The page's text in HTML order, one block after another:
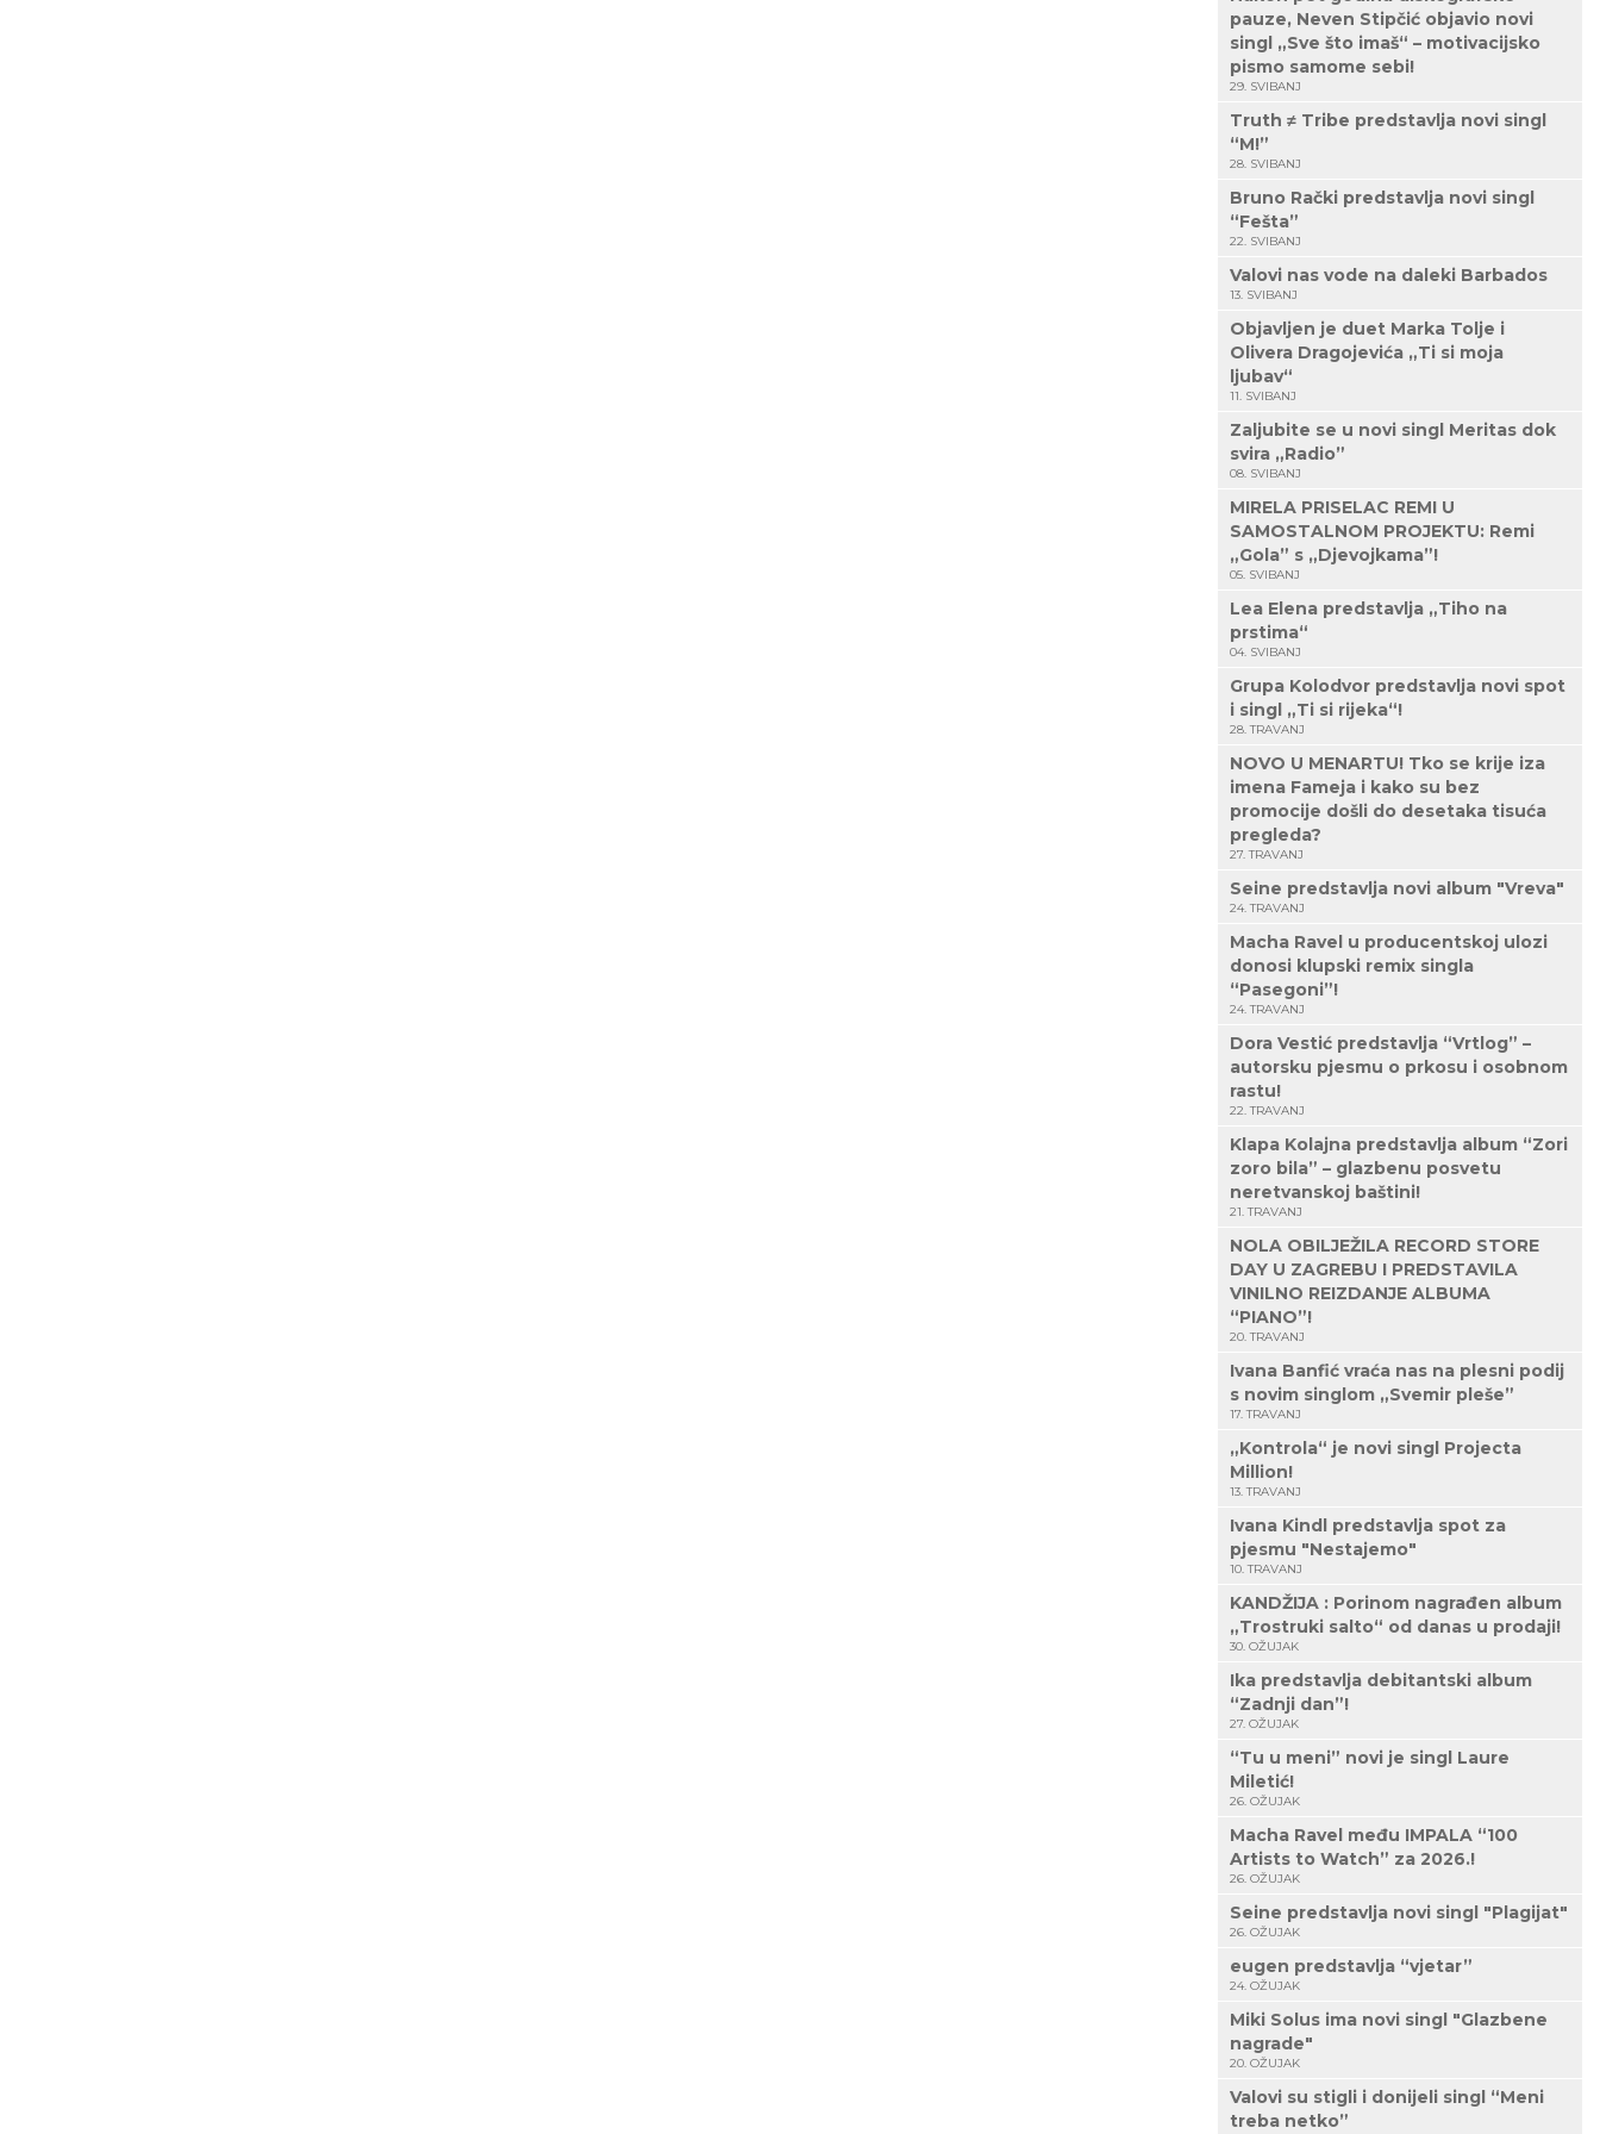
pauze, Neven Stipčić objavio novi
singl „Sve što imaš“ – motivacijsko
pismo samome sebi!
29. SVIBANJ
Truth ≠ Tribe predstavlja novi singl
“M!”
28. SVIBANJ
Bruno Rački predstavlja novi singl
“Fešta”
22. SVIBANJ
Valovi nas vode na daleki Barbados
13. SVIBANJ
Objavljen je duet Marka Tolje i
Olivera Dragojevića „Ti si moja
ljubav“
11. SVIBANJ
Zaljubite se u novi singl Meritas dok
svira „Radio”
08. SVIBANJ
MIRELA PRISELAC REMI U
SAMOSTALNOM PROJEKTU: Remi
„Gola” s „Djevojkama”!
05. SVIBANJ
Lea Elena predstavlja „Tiho na
prstima“
04. SVIBANJ
Grupa Kolodvor predstavlja novi spot
i singl „Ti si rijeka“!
28. TRAVANJ
NOVO U MENARTU! Tko se krije iza
imena Fameja i kako su bez
promocije došli do desetaka tisuća
pregleda?
27. TRAVANJ
Seine predstavlja novi album "Vreva"
24. TRAVANJ
Macha Ravel u producentskoj ulozi
donosi klupski remix singla
“Pasegoni”!
24. TRAVANJ
Dora Vestić predstavlja “Vrtlog” –
autorsku pjesmu o prkosu i osobnom
rastu!
22. TRAVANJ
Klapa Kolajna predstavlja album “Zori
zoro bila” – glazbenu posvetu
neretvanskoj baštini!
21. TRAVANJ
NOLA OBILJEŽILA RECORD STORE
DAY U ZAGREBU I PREDSTAVILA
VINILNO REIZDANJE ALBUMA
“PIANO”!
20. TRAVANJ
Ivana Banfić vraća nas na plesni podij
s novim singlom „Svemir pleše”
17. TRAVANJ
„Kontrola“ je novi singl Projecta
Million!
13. TRAVANJ
Ivana Kindl predstavlja spot za
pjesmu "Nestajemo"
10. TRAVANJ
KANDŽIJA : Porinom nagrađen album
„Trostruki salto“ od danas u prodaji!
30. OŽUJAK
Ika predstavlja debitantski album
“Zadnji dan”!
27. OŽUJAK
“Tu u meni” novi je singl Laure
Miletić!
26. OŽUJAK
Macha Ravel među IMPALA “100
Artists to Watch” za 2026.!
26. OŽUJAK
Seine predstavlja novi singl "Plagijat"
26. OŽUJAK
eugen predstavlja “vjetar”
24. OŽUJAK
Miki Solus ima novi singl "Glazbene
nagrade"
20. OŽUJAK
Valovi su stigli i donijeli singl “Meni
treba netko”